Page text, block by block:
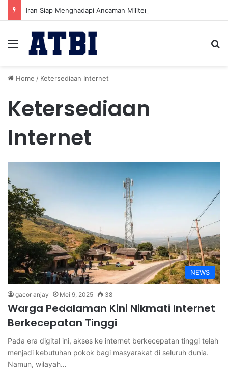
Menu
Home / Ketersediaan Internet
Ketersediaan
Internet
NEWS
gacor anjay Mei 9, 2025 38
Warga Pedalaman Kini Nikmati Internet
Berkecepatan Tinggi
Pada era digital ini, akses ke internet berkecepatan tinggi telah
menjadi kebutuhan pokok bagi masyarakat di seluruh dunia.
Namun, wilayah…